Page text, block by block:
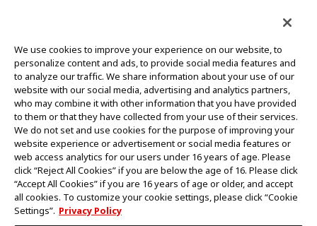
GLOBAL ENTRANCE
©Eiichiro Oda/Shueisha
©Eiichiro Oda/Shueisha, Toei Animation
ห้ามคัดลอกรูปภาพ,ข้อความและข้อมูลทั้งหมดในเว็บไซต์นี้โดยไม่ได้รับอนุญาต
โปรดทราบว่ารูปภาพในเว็บไซต์นี้อาจแตกต่างจากสินค้าจริงที่อยู่ระหว่างการพัฒนา
*Apple และโลโก้ Apple เป็นเครื่องหมายการค้าของบริษัท Apple Inc.
*Google Play และโลโก้ Google Play เป็นเครื่องหมายการค้าหรือจดทะเบียน
We use cookies to improve your experience on our website, to
personalize content and ads, to provide social media features and
to analyze our traffic. We share information about your use of our
website with our social media, advertising and analytics partners,
who may combine it with other information that you have provided
to them or that they have collected from your use of their services.
We do not set and use cookies for the purpose of improving your
website experience or advertisement or social media features or
web access analytics for our users under 16 years of age. Please
click “Reject All Cookies” if you are below the age of 16. Please click
“Accept All Cookies” if you are 16 years of age or older, and accept
all cookies. To customize your cookie settings, please click “Cookie
Settings”. Privacy Policy